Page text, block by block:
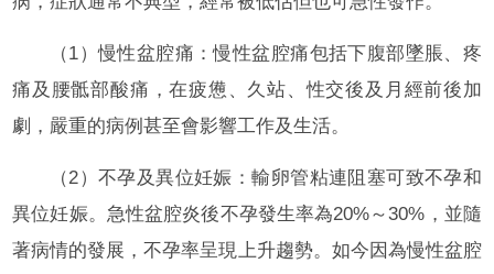
（1）慢性盆腔痛：慢性盆腔痛包括下腹部墜脹、疼
痛及腰骶部酸痛，在疲憊、久站、性交後及月經前後加
劇，嚴重的病例甚至會影響工作及生活。
（2）不孕及異位妊娠：輸卵管粘連阻塞可致不孕和
異位妊娠。急性盆腔炎後不孕發生率為20%～30%，並隨
著病情的發展，不孕率呈現上升趨勢。如今因為慢性盆腔